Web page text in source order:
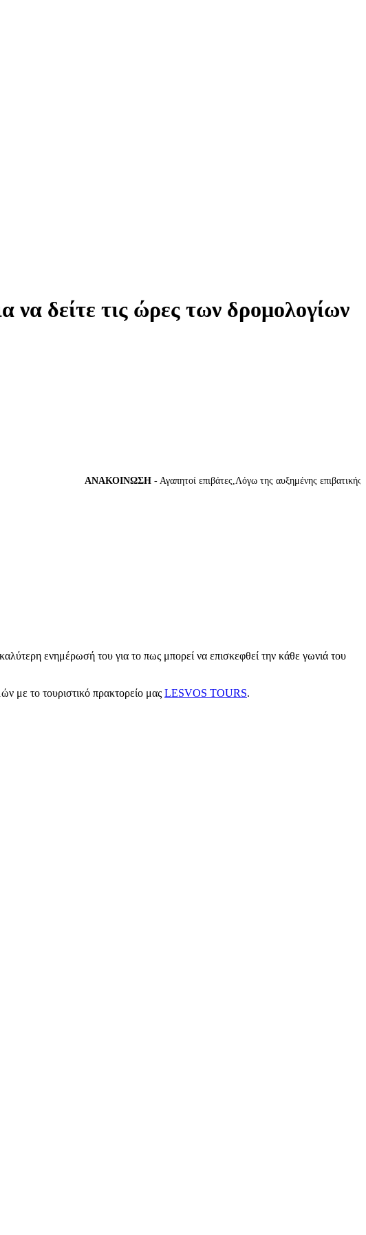
να δείτε τις ώρες των δρομολογίων
ΑΝΑΚΟΙΝΩΣΗ- Αγαπητοί επιβάτες,Λόγω της αυξημένης επιβατικής
ενημέρωσή του για το πως μπορεί να επισκεφθεί την κάθε γωνιά του
με το τουριστικό πρακτορείο μας LESVOS TOURS.